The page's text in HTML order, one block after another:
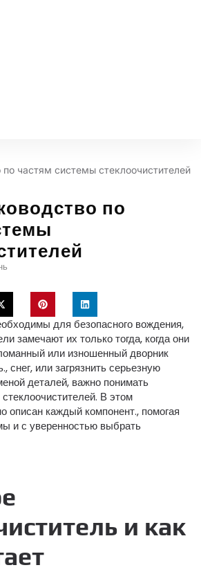
частям системы стеклоочистителей
по
для безопасного вождения,
замечают их только тогда, когда они
или изношенный дворник
снег, или загрязнить серьезную
деталей, важно понимать
В этом
описан каждый компонент., помогая
и с уверенностью выбрать
и как